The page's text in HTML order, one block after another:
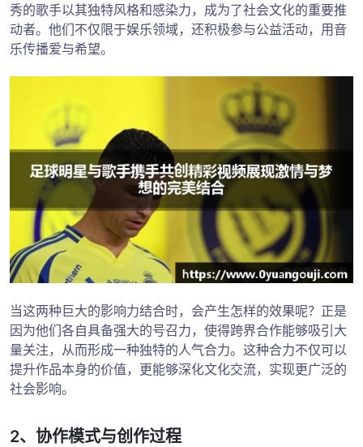
秀的歌手以其独特风格和感染力，成为了社会文化的重要推
动者。他们不仅限于娱乐领域，还积极参与公益活动，用音
乐传播爱与希望。
当这两种巨大的影响力结合时，会产生怎样的效果呢？正是
因为他们各自具备强大的号召力，使得跨界合作能够吸引大
量关注，从而形成一种独特的人气合力。这种合力不仅可以
提升作品本身的价值，更能够深化文化交流，实现更广泛的
社会影响。
2、协作模式与创作过程